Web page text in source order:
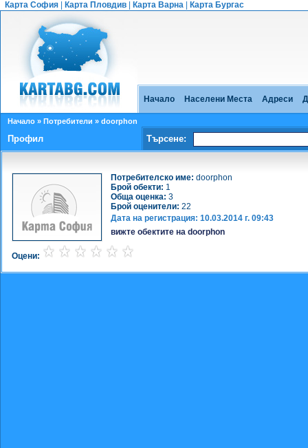
Карта София Карта Пловдив Карта Варна Карта Бургас
Начало Населени Места Адреси
Начало » Потребители » doorphon
Профил Търсене:
Потребителско име: doorphon
Брой обекти: 1
Обща оценка: 3
Брой оценители: 22
Дата на регистрация: 10.03.2014 г. 09:43
вижте обектите на doorphon
Оцени: